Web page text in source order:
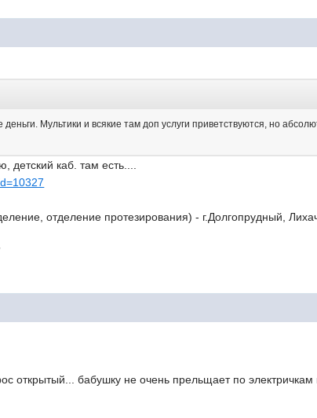
Мультики и всякие там доп услуги приветствуются, но
детский каб. там есть....
отделение протезирования) - г.Долгопрудный,
открытый... бабушку не очень прельщает по электричкам